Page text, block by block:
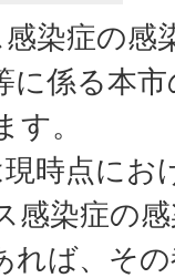
染症の感
に係る本
。
時点にお
感染症の
れば、そ